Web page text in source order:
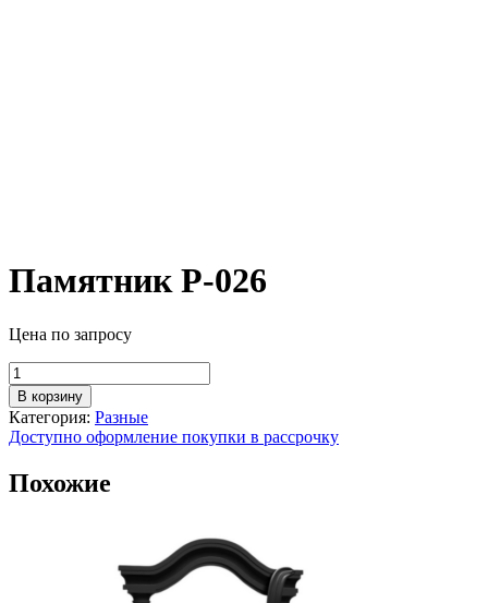
Памятник Р-026
Цена по запросу
Количество
товара
Памятник
Р-026
В корзину
Категория: Разные
Доступно оформление покупки в рассрочку
Похожие